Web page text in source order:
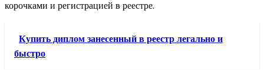
корочками и регистрацией в реестре.
Купить диплом занесенный в реестр легально и
быстро